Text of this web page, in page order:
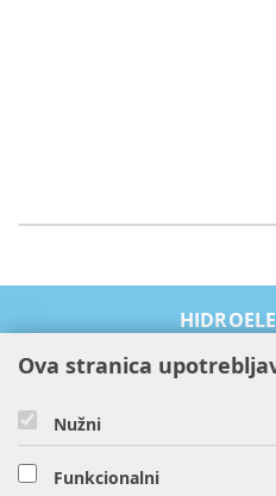
Ova stranica
Nužni
Funkcionalni